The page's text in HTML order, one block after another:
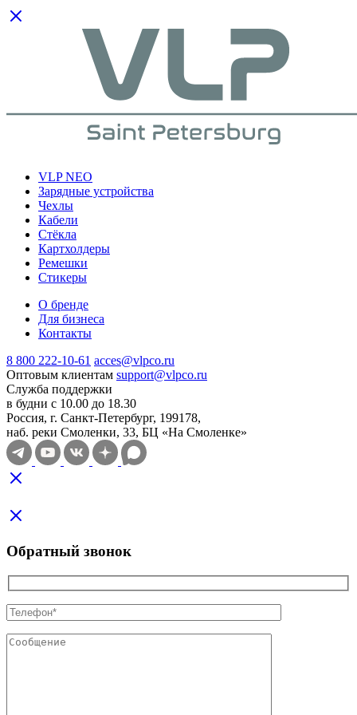
VLP NEO
Зарядные устройства
Чехлы
Кабели
Cтёкла
Картхолдеры
Ремешки
Стикеры
О бренде
Для бизнеса
Контакты
8 800 222-10-61 acces@vlpco.ru
Оптовым клиентам support@vlpco.ru
Служба поддержки
в будни с 10.00 до 18.30
Россия, г. Санкт-Петербург, 199178,
наб. реки Смоленки, 33, БЦ «На Смоленке»
Обратный звонок